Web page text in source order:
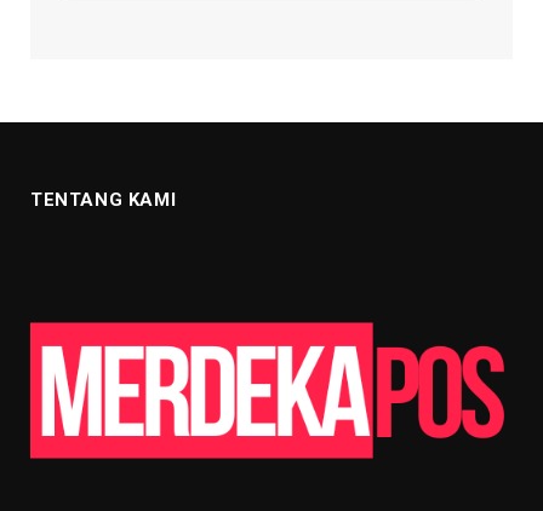
TENTANG KAMI